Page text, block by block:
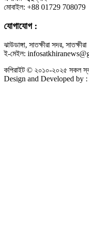
মোবাইল: +88 01729 708079
যোগাযোগ :
ঝাউডাঙ্গা, সাতক্ষীরা সদর,
ই-মেইল:
কপিরাইট © ২০১০-২০২৫ সকল
Design and Developed by :